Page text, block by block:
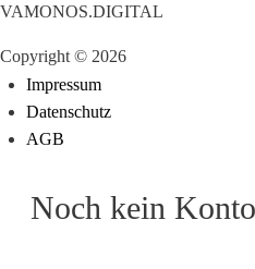
VAMONOS.DIGITAL
Copyright © 2026
Impressum
Datenschutz
AGB
Noch kein